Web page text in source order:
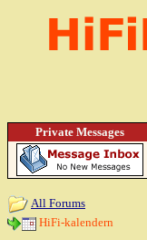
Private Messages
All Forums
HiFi-kalendern